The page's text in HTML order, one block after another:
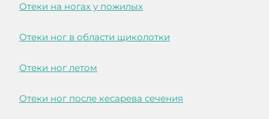
Отеки на ногах у пожилых
Отеки ног в области щиколотки
Отеки ног летом
Отеки ног после кесарева сечения